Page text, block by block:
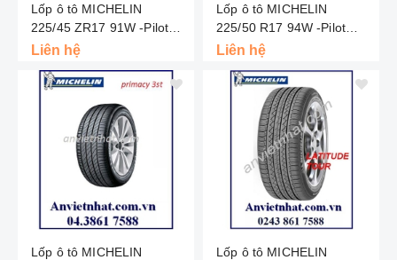
Lốp ô tô MICHELIN
225/45 ZR17 91W -Pilot
Liên hệ
Lốp ô tô MICHELIN
225/50 R17 94W -Pilot
Sport 3 - Thái Lan
Liên hệ
Lốp ô tô MICHELIN
Lốp ô tô MICHELIN